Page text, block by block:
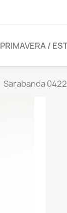
PRIMAVERA /
Sarabanda